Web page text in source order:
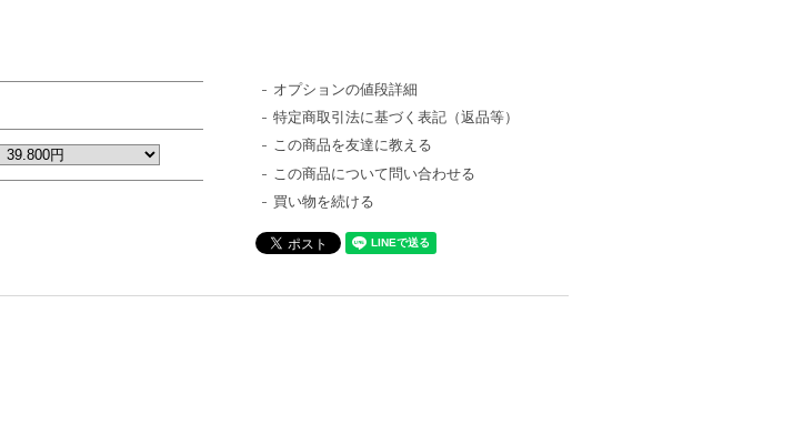
オプションの値段詳細
特定商取引法に基づく表記（返品等）
この商品を友達に教える
この商品について問い合わせる
買い物を続ける